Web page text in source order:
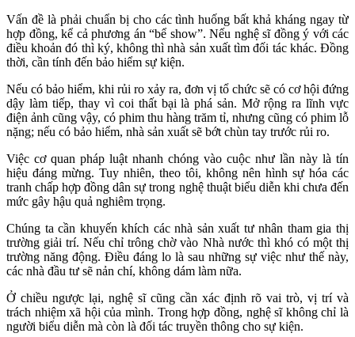
Vấn đề là phải chuẩn bị cho các tình huống bất khả kháng ngay từ
hợp đồng, kể cả phương án “bể show”. Nếu nghệ sĩ đồng ý với các
điều khoản đó thì ký, không thì nhà sản xuất tìm đối tác khác. Đồng
thời, cần tính đến bảo hiểm sự kiện.
Nếu có bảo hiểm, khi rủi ro xảy ra, đơn vị tổ chức sẽ có cơ hội đứng
dậy làm tiếp, thay vì coi thất bại là phá sản. Mở rộng ra lĩnh vực
điện ảnh cũng vậy, có phim thu hàng trăm tỉ, nhưng cũng có phim lỗ
nặng; nếu có bảo hiểm, nhà sản xuất sẽ bớt chùn tay trước rủi ro.
Việc cơ quan pháp luật nhanh chóng vào cuộc như lần này là tín
hiệu đáng mừng. Tuy nhiên, theo tôi, không nên hình sự hóa các
tranh chấp hợp đồng dân sự trong nghệ thuật biểu diễn khi chưa đến
mức gây hậu quả nghiêm trọng.
Chúng ta cần khuyến khích các nhà sản xuất tư nhân tham gia thị
trường giải trí. Nếu chỉ trông chờ vào Nhà nước thì khó có một thị
trường năng động. Điều đáng lo là sau những sự việc như thế này,
các nhà đầu tư sẽ nản chí, không dám làm nữa.
Ở chiều ngược lại, nghệ sĩ cũng cần xác định rõ vai trò, vị trí và
trách nhiệm xã hội của mình. Trong hợp đồng, nghệ sĩ không chỉ là
người biểu diễn mà còn là đối tác truyền thông cho sự kiện.